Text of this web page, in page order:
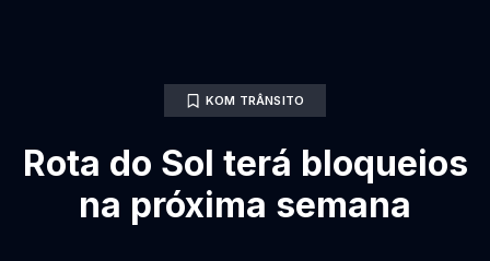
KOM TRÂNSITO
Rota do Sol terá bloqueios
na próxima semana